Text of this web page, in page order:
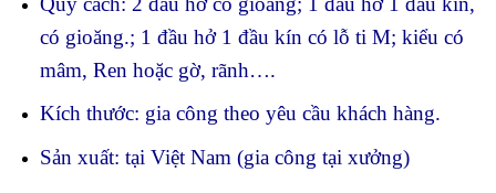
có gioăng.; 1 đầu hở 1 đầu kín có lỗ ti M; kiểu có
mâm, Ren hoặc gờ, rãnh….
Kích thước: gia công theo yêu cầu khách hàng.
Sản xuất: tại Việt Nam (gia công tại xưởng)